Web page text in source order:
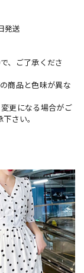
発送
、ご了承くださ
商品と色味が異な
更になる場合がご
さい。